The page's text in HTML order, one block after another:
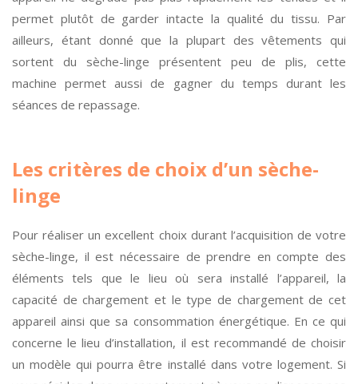
permet plutôt de garder intacte la qualité du tissu. Par
ailleurs, étant donné que la plupart des vêtements qui
sortent du sèche-linge présentent peu de plis, cette
machine permet aussi de gagner du temps durant les
séances de repassage.
Les critères de choix d’un sèche-
linge
Pour réaliser un excellent choix durant l’acquisition de votre
sèche-linge, il est nécessaire de prendre en compte des
éléments tels que le lieu où sera installé l’appareil, la
capacité de chargement et le type de chargement de cet
appareil ainsi que sa consommation énergétique. En ce qui
concerne le lieu d’installation, il est recommandé de choisir
un modèle qui pourra être installé dans votre logement. Si